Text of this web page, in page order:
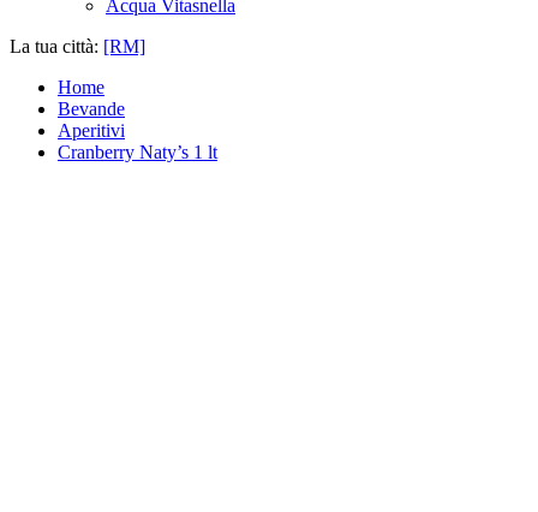
Acqua Vitasnella
La tua città: [RM]
Home
Bevande
Aperitivi
Cranberry Naty’s 1 lt